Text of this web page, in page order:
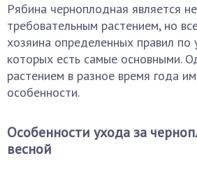
Рябина черноплодная является
требовательным растением, но
хозяина определенных правил по
которых есть самые основными.
растением в разное время года
особенности.
Особенности ухода за
весной